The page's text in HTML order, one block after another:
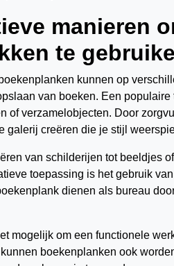
manieren
te
kunnen op
van boeken. Een
of verzamelobjecten. Door
galerij creëren die je stijl
van schilderijen tot beeldjes
toepassing is het gebruik
dienen als bureau
mogelijk om een functionele
boekenplanken ook